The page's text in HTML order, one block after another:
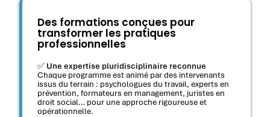
Des formations conçues pour
transformer les pratiques
professionnelles
✅ Une expertise pluridisciplinaire reconnue
Chaque programme est animé par des intervenants
issus du terrain : psychologues du travail, experts en
prévention, formateurs en management, juristes en
droit social… pour une approche rigoureuse et
opérationnelle.